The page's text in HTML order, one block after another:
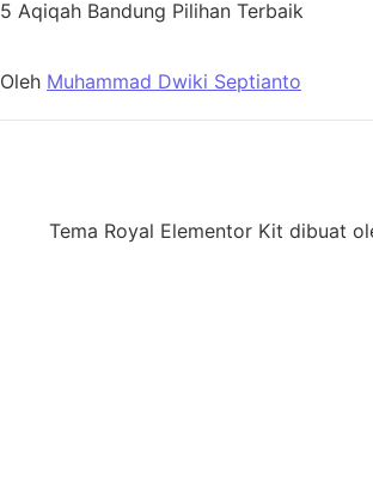
5 Aqiqah Bandung Pilihan Terbaik
Oleh Muhammad Dwiki Septianto
Tema Royal Elementor Kit dibuat